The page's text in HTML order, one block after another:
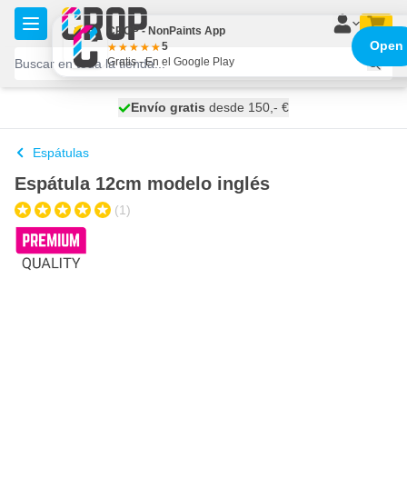
Ir al contenido
se envía mañana
Envío gratis desde 150,- €
100 días
Espátulas
Espátula 12cm modelo inglés
(1)
CROP - NonPaints App
5
Gratis - En el Google Play
Open